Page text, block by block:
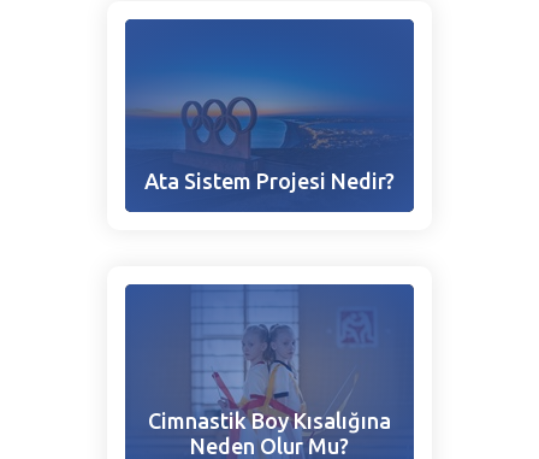
Ata Sistem Projesi Nedir?
Cimnastik Boy Kısalığına
Neden Olur Mu?